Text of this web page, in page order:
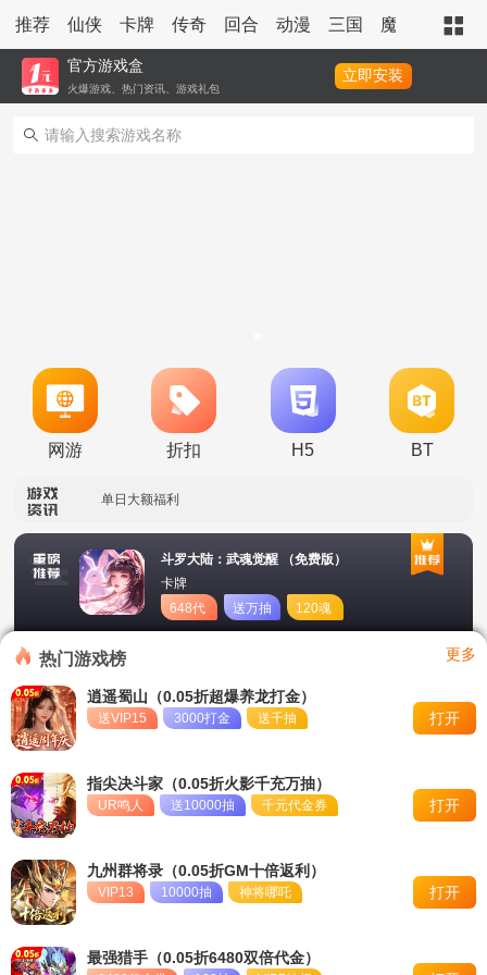
推荐 仙侠 卡牌 传奇 回合 动漫 三国 魔幻 策略
官方游戏盒
火爆游戏、热门资讯、游戏礼包
立即安装
网游 折扣 H5 BT
新区单日助力活动
单日大额福利
单日大额福利
转游活动
冠名活动
单日大额福利
斗罗大陆：武魂觉醒 （免费版）
卡牌
648代
币
送万抽
120魂
币
热门游戏榜 更多
逍遥蜀山（0.05折超爆养龙打金）
送VIP15 3000打金 送千抽 打开
指尖决斗家（0.05折火影千充万抽）
UR鸣人 送10000抽 千元代金券 打开
九州群将录（0.05折GM十倍返利）
VIP13 10000抽 神将哪吒 打开
最强猎手（0.05折6480双倍代金）